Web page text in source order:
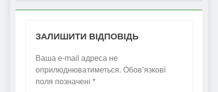
ЗАЛИШИТИ ВІДПОВІДЬ
Ваша e-mail адреса не
оприлюднюватиметься. Обов’язкові
поля позначені *